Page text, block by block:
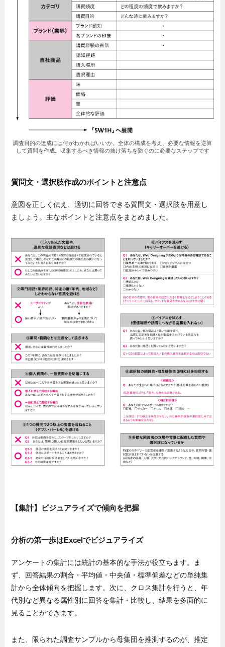
調査目的の達成には何がわかればいいか。全体の構成を考え、必要な情報を逆算
して質問を作成。収集するべき情報の抜け落ちを防ぐのに必要なステップです
質問文・選択肢作成のポイントと注意点
意図を正しく伝え、適切に回答できる質問文・選択肢を用意し
ましょう。主なポイントと注意点をまとめました。
【集計】ビジュアライズで傾向を把握
分析の第一歩はExcelでビジュアライズ
アンケートの集計には統計の基本的な手法が役立ちます。ま
ず、回答結果の割合・平均値・中央値・標準偏差などの単純集
計から全体傾向を把握します。次に、クロス集計を行うと、年
代別など異なる属性別に回答を集計・比較し、結果を多面的に
見ることができます。
また、限られた調査サンプルから母集団を推測するのが、推定